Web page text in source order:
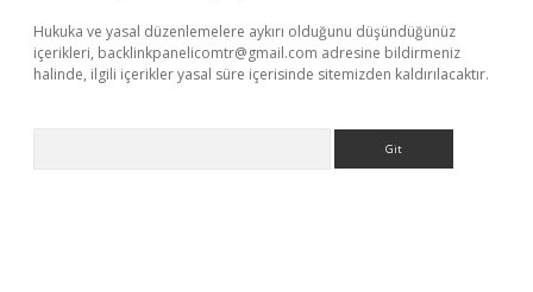
Hukuka ve yasal düzenlemelere aykırı olduğunu düşündüğünüz
içerikleri, backlinkpanelicomtr@gmail.com adresine bildirmeniz
halinde, ilgili içerikler yasal süre içerisinde sitemizden kaldırılacaktır.